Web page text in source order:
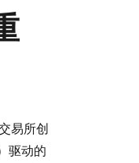
易所创
驱动的